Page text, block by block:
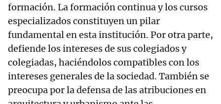
formación. La formación continua y los cursos
especializados constituyen un pilar
fundamental en esta institución. Por otra parte,
defiende los intereses de sus colegiados y
colegiadas, haciéndolos compatibles con los
intereses generales de la sociedad. También se
preocupa por la defensa de las atribuciones en